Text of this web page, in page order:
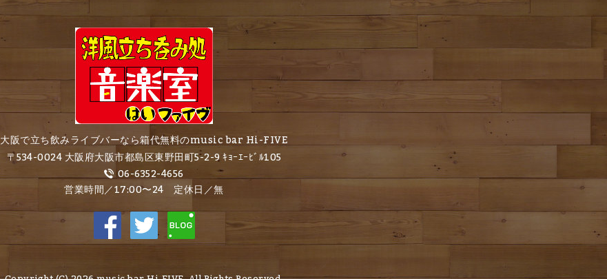
大阪で立ち飲みライブバーなら箱代無料のmusic bar Hi-FIVE
〒534-0024 大阪府大阪市都島区東野田町5-2-9 ｷｮｰｴｰﾋﾞﾙ105
06-6352-4656
営業時間／17:00〜24 定休日／無